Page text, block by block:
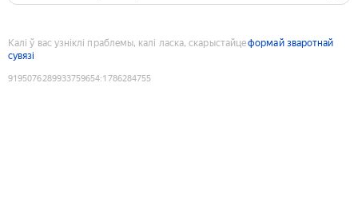
Калі ў вас узніклі праблемы, калі ласка, скарыстайцеформай зваротнай
сувязі
9195076289933759654:1786284755